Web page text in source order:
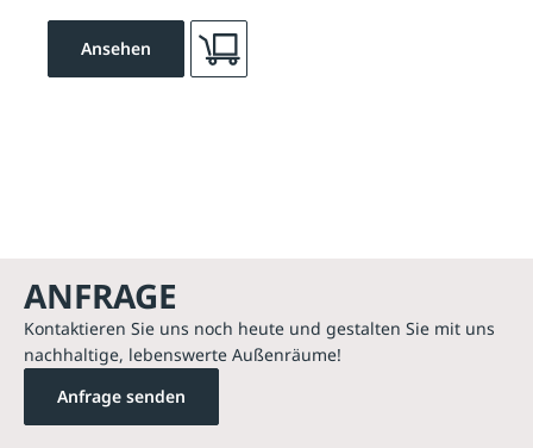
Ansehen
ANFRAGE
Kontaktieren Sie uns noch heute und gestalten Sie mit uns
nachhaltige, lebenswerte Außenräume!
Anfrage senden